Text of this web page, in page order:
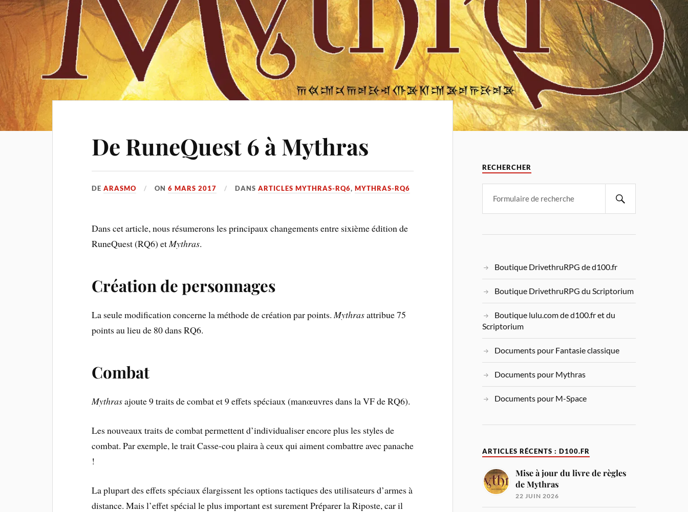
De RuneQuest 6 à Mythras
DEARASMO ON6 MARS 2017 DANSARTICLES MYTHRAS-RQ6,MYTHRAS-RQ6
Dans cet article, nous résumerons les principaux changements entre sixième édition de
RuneQuest (RQ6) etMythras.
Création de personnages
La seule modification concerne la méthode de création par points.Mythrasattribue 75
points au lieu de 80 dans RQ6.
Combat
Mythrasajoute 9 traits de combat et 9 effets spéciaux (manœuvres dans la VF de RQ6).
Les nouveaux traits de combat permettent d’individualiser encore plus les styles de
combat. Par exemple, le trait Casse-cou plaira à ceux qui aiment combattre avec panache
!
La plupart des effets spéciaux élargissent les options tactiques des utilisateurs d’armes à
distance. Mais l’effet spécial le plus important est surement Préparer la Riposte, car il
RECHERCHER
Boutique DrivethruRPG de d100.fr
Boutique DrivethruRPG du Scriptorium
Boutique lulu.com de d100.fr et du
Scriptorium
Documents pour Fantasie classique
Documents pour Mythras
Documents pour M-Space
ARTICLES RÉCENTS : D100.FR
Mise à jour du livre de règles
de Mythras
22 JUIN 2026